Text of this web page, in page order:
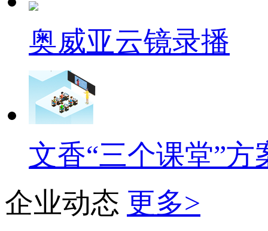
奥威亚云镜录播
文香“三个课堂”方
企业动态 更多>